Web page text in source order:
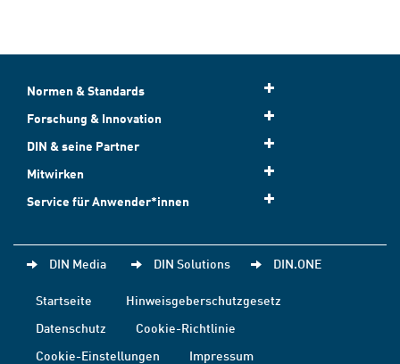
Normen & Standards
Forschung & Innovation
DIN & seine Partner
Mitwirken
Service für Anwender*innen
DIN Media DIN Solutions DIN.ONE
Startseite
Hinweisgeberschutzgesetz
Datenschutz
Cookie-Richtlinie
Cookie-Einstellungen
Impressum